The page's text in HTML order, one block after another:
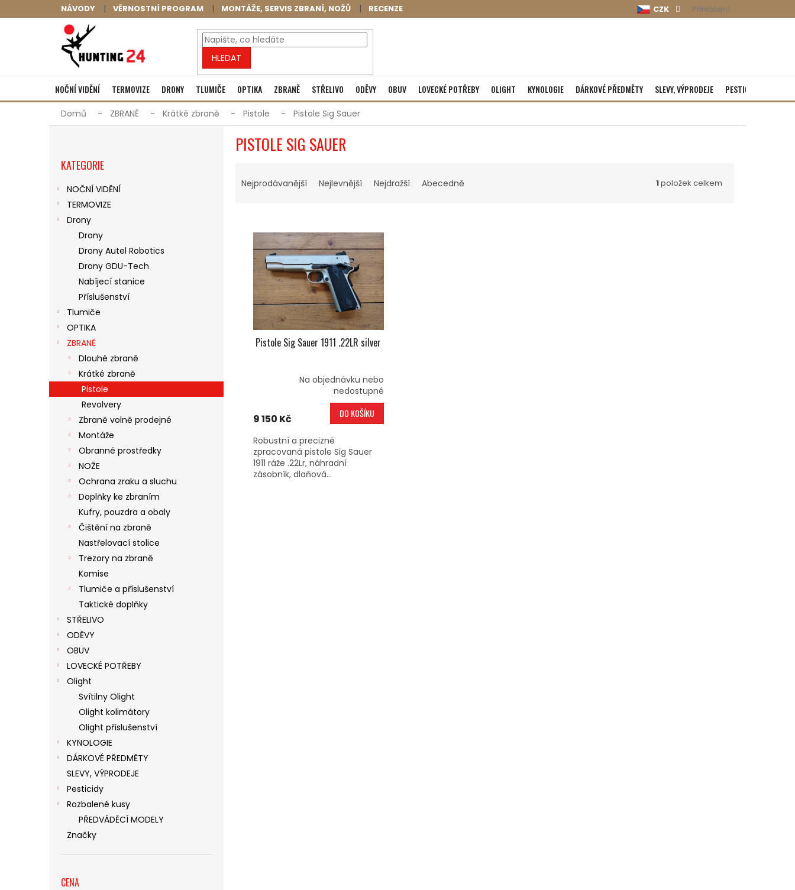
na
NÁVODY VĚRNOSTNÍ PROGRAM MONTÁŽE, SERVIS ZBRANÍ, NOŽŮ RECENZE CZK Přihlášení
HLEDAT
NÁKUPNÍ
KOŠÍK
Prázdný košík
NOČNÍ VIDĚNÍ TERMOVIZE DRONY TLUMIČE OPTIKA ZBRANĚ STŘELIVO ODĚVY OBUV LOVECKÉ POTŘEBY OLIGHT KYNOLOGIE DÁRKOVÉ PŘEDMĚTY SLEVY, VÝPRODEJE PESTICIDY
Domů ZBRANĚ Krátké zbraně Pistole Pistole Sig Sauer
P
kategorie
KATEGORIE
NOČNÍ VIDĚNÍ
TERMOVIZE
Drony
Drony
Drony Autel Robotics
Drony GDU-Tech
Nabíjecí stanice
Příslušenství
Tlumiče
OPTIKA
ZBRANĚ
Dlouhé zbraně
Krátké zbraně
Pistole
Revolvery
Zbraně volně prodejné
Montáže
Obranné prostředky
NOŽE
Ochrana zraku a sluchu
Doplňky ke zbraním
Kufry, pouzdra a obaly
Čištění na zbraně
Nastřelovací stolice
Trezory na zbraně
Komise
Tlumiče a příslušenství
Taktické doplňky
STŘELIVO
ODĚVY
OBUV
LOVECKÉ POTŘEBY
Olight
Svítilny Olight
Olight kolimátory
Olight příslušenství
KYNOLOGIE
DÁRKOVÉ PŘEDMĚTY
SLEVY, VÝPRODEJE
Pesticidy
Rozbalené kusy
PŘEDVÁDĚCÍ MODELY
Značky
CENA
PISTOLE SIG SAUER
Nejprodávanější Nejlevnější Nejdražší Abecedně 1položek celkem
Pistole Sig Sauer 1911 .22LR silver
Na objednávku nebo
nedostupné
9 150 Kč DO KOŠÍKU
Robustní a precizně
zpracovaná pistole Sig Sauer
1911 ráže .22Lr, náhradní
zásobník, dlaňová...